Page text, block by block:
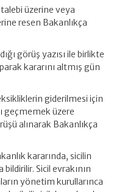
üzerine veya
resen Bakanlıkça
görüş yazısı ile birlikte
kararını altmış gün
giderilmesi için
geçmemek üzere
alınarak Bakanlıkça
kararında, sicilin
Sicil evrakının
yönetim kurullarınca